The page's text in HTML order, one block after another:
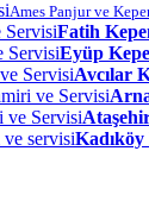
Ames Panjur ve
Fatih
Eyüp
Avcılar